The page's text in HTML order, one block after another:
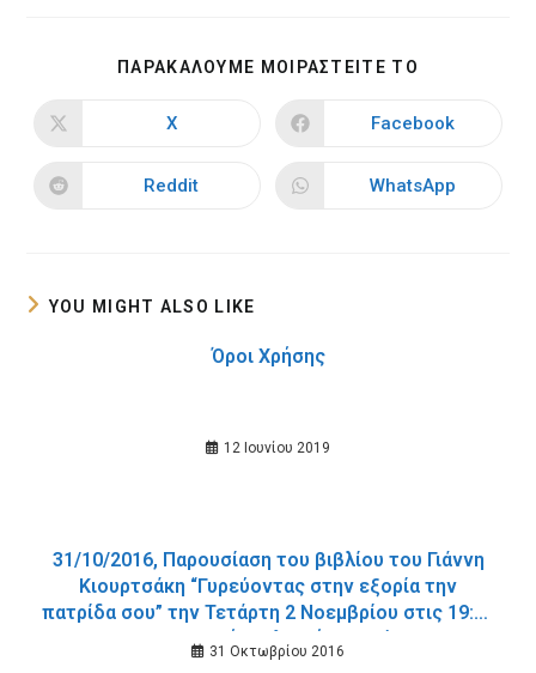
ΠΑΡΑΚΑΛΟΥΜΕ ΜΟΙΡΑΣΤΕΙΤΕ ΤΟ
CONTENT
Opens
new
window
X
Opens
new
window
Facebook
Opens
Reddit
Opens
WhatsApp
YOU MIGHT ALSO LIKE
Όροι Χρήσης
12 Ιουνίου 2019
31/10/2016, Παρουσίαση του βιβλίου του Γιάννη
Κιουρτσάκη “Γυρεύοντας στην εξορία την
πατρίδα σου” την Τετάρτη 2 Νοεμβρίου στις 19:30
στη Δημοτική Βιβλιοθήκη Χανίων.
31 Οκτωβρίου 2016